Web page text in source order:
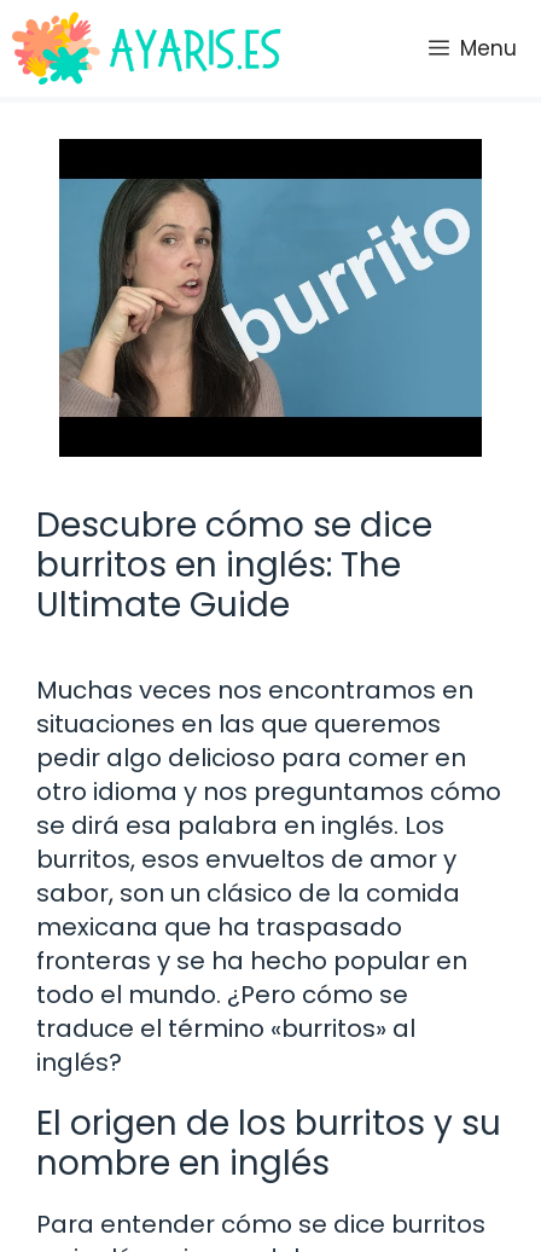
Saltar
al
contenido
Menu
Descubre cómo se dice
burritos en inglés: The
Ultimate Guide
Muchas veces nos encontramos en
situaciones en las que queremos
pedir algo delicioso para comer en
otro idioma y nos preguntamos cómo
se dirá esa palabra en inglés. Los
burritos, esos envueltos de amor y
sabor, son un clásico de la comida
mexicana que ha traspasado
fronteras y se ha hecho popular en
todo el mundo. ¿Pero cómo se
traduce el término «burritos» al
inglés?
El origen de los burritos y su
nombre en inglés
Para entender cómo se dice burritos